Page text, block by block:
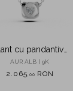
Lant cu pandantiv
din aur alb
in laborator
AUR ALB | 9K
2.065 00 RON